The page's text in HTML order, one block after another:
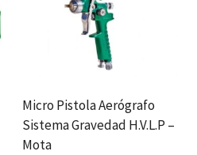
Micro Pistola Aerógrafo
Sistema Gravedad H.V.L.P –
Mota